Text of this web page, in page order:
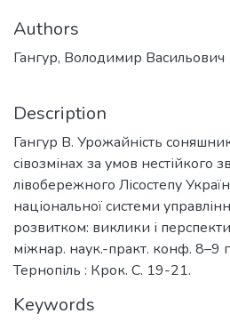
Authors
Гангур, Володимир Васильович
Description
Гангур В. Урожайність
сівозмінах за умов нестійкого
лівобережного Лісостепу
національної системи
розвитком: виклики і
міжнар. наук.-практ. конф. 8–9
Тернопіль : Крок. С. 19-21.
Keywords